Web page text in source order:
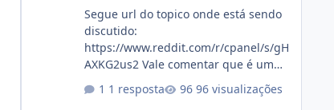
Segue url do topico onde está sendo
discutido:
https://www.reddit.com/r/cpanel/s/gH
AXKG2us2 Vale comentar que é um
topico do cpanel... Não sei como ta a
pegada no da.
1 resposta 96 visualizações